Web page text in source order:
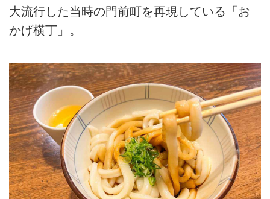
大流行した当時の門前町を再現している「お
かげ横丁」。